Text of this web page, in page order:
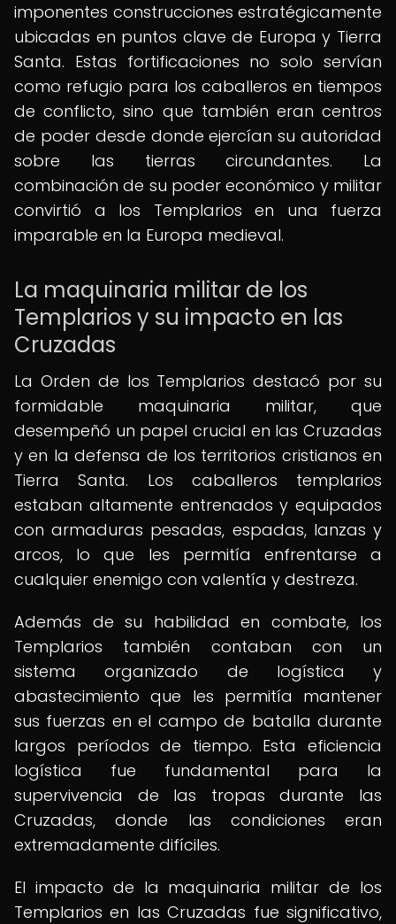
imponentes construcciones estratégicamente
ubicadas en puntos clave de Europa y Tierra
Santa. Estas fortificaciones no solo servían
como refugio para los caballeros en tiempos
de conflicto, sino que también eran centros
de poder desde donde ejercían su autoridad
sobre las tierras circundantes. La
combinación de su poder económico y militar
convirtió a los Templarios en una fuerza
imparable en la Europa medieval.
La maquinaria militar de los
Templarios y su impacto en las
Cruzadas
La Orden de los Templarios destacó por su
formidable maquinaria militar, que
desempeñó un papel crucial en las Cruzadas
y en la defensa de los territorios cristianos en
Tierra Santa. Los caballeros templarios
estaban altamente entrenados y equipados
con armaduras pesadas, espadas, lanzas y
arcos, lo que les permitía enfrentarse a
cualquier enemigo con valentía y destreza.
Además de su habilidad en combate, los
Templarios también contaban con un
sistema organizado de logística y
abastecimiento que les permitía mantener
sus fuerzas en el campo de batalla durante
largos períodos de tiempo. Esta eficiencia
logística fue fundamental para la
supervivencia de las tropas durante las
Cruzadas, donde las condiciones eran
extremadamente difíciles.
El impacto de la maquinaria militar de los
Templarios en las Cruzadas fue significativo,